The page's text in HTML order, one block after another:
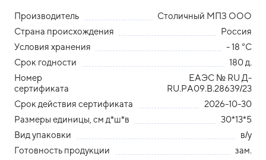
Производитель
Столичный МПЗ ООО
Страна происхождения
Россия
Условия хранения
- 18 °С
Срок годности
180 д.
Номер
сертификата
ЕАЭС № RU Д-
RU.РА09.В.28639/23
Срок действия сертификата
2026-10-30
Размеры единицы, см д*ш*в
30*13*5
Вид упаковки
в/у
Готовность продукции
зам.